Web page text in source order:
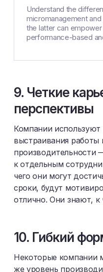
Understand the
micromanagement
the latter can
performance-based
9. Четкие
перспективы
Компании
выстраивания
производительности
к отдельным
чего они могут
сроки, будут
отлично. Они знают, к
10. Гибкий
Некоторые компании
же уровень